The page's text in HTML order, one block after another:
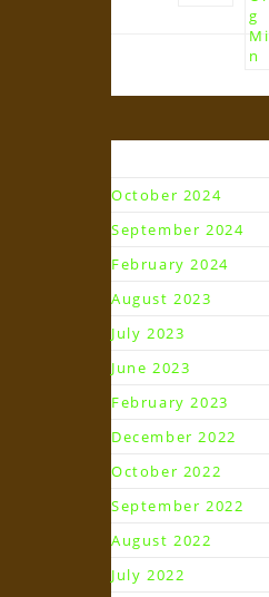
Arsip
October 2024
September 2024
February 2024
August 2023
July 2023
June 2023
February 2023
December 2022
October 2022
September 2022
August 2022
July 2022